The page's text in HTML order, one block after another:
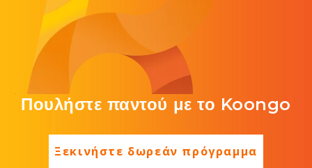
Πουλήστε παντού με το Koongo
Ξεκινήστε δωρεάν πρόγραμμα